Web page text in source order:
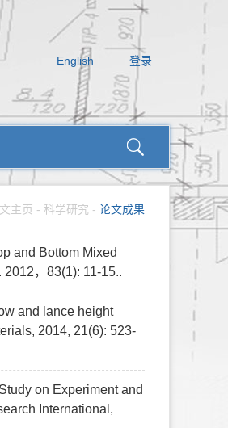
English 登录
主页 - 科学研究 - 论文成果
and Bottom Mixed
，83(1): 11-15..
and lance height
2014, 21(6): 523-
on Experiment and
International,